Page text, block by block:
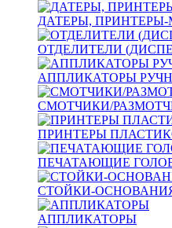
ДАТЕРЫ,
ОТДЕЛИТЕЛИ
АППЛИКАТОРЫ
СМОТЧИКИ/
ПРИНТЕРЫ
ПЕЧАТАЮЩИЕ
СТОЙКИ-
АППЛИКАТОРЫ